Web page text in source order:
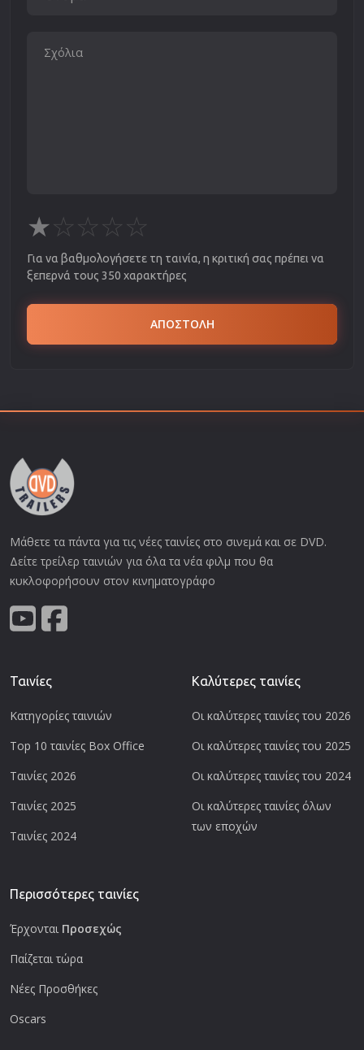
★☆☆☆☆
Για να βαθμολογήσετε τη ταινία, η κριτική σας πρέπει να
ξεπερνά τους 350 χαρακτήρες
ΑΠΟΣΤΟΛΗ
Μάθετε τα πάντα για τις νέες ταινίες στο σινεμά και σε DVD.
Δείτε τρείλερ ταινιών για όλα τα νέα φιλμ που θα
κυκλοφορήσουν στον κινηματογράφο
Ταινίες
Κατηγορίες ταινιών
Top 10 ταινίες Box Office
Ταινίες 2026
Ταινίες 2025
Ταινίες 2024
Καλύτερες ταινίες
Οι καλύτερες ταινίες του 2026
Οι καλύτερες ταινίες του 2025
Οι καλύτερες ταινίες του 2024
Οι καλύτερες ταινίες όλων
των εποχών
Περισσότερες ταινίες
Έρχονται Προσεχώς
Παίζεται τώρα
Νέες Προσθήκες
Oscars